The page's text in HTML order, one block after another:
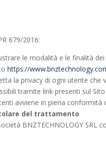
679/2016:
le modalità e le finalità
https://
la privacy di ogni utente che
tramite link presenti sul
avviene in piena conformità
del trattamento
BNZTECHNOLOGY SRL